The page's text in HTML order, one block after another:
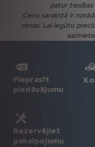
patur
Cenu sarakstā ir
cenas. Lai iegūtu
Pieprasīt
piedāvājumu
Rezervējiet
pakalpojumu